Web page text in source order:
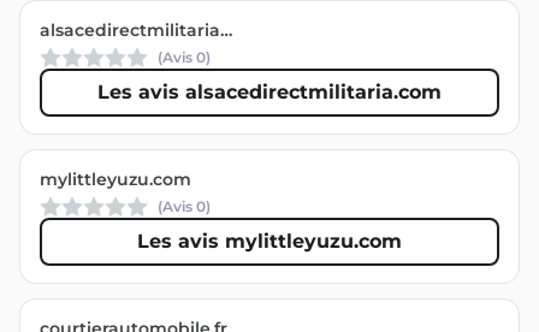
alsacedirectmilitaria.com
(Avis 0)
Les avis alsacedirectmilitaria.com
mylittleyuzu.com
(Avis 0)
Les avis mylittleyuzu.com